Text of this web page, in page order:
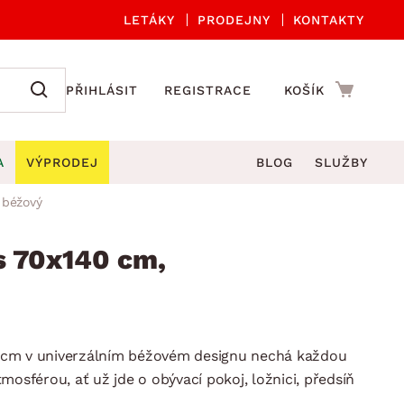
LETÁKY PRODEJNY KONTAKTY
PŘIHLÁSIT REGISTRACE KOŠÍK
Zobrazit vše
židle a křesla
houpačky
lehátka
VÝPRODEJ BLOG SLUŽBY
70x140 cm,
v univerzálním béžovém designu nechá každou
ať už jde o obývací pokoj, ložnici, předsíň